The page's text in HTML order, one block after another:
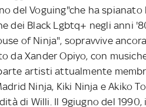
del Voguing"che ha
dei Black Lgbtq+ negli anni
of Ninja", sopravvive
da Xander Opiyo, con
artisti attualmente
Ninja, Kiki Ninja e Akiko
di Willi. Il 9giugno del